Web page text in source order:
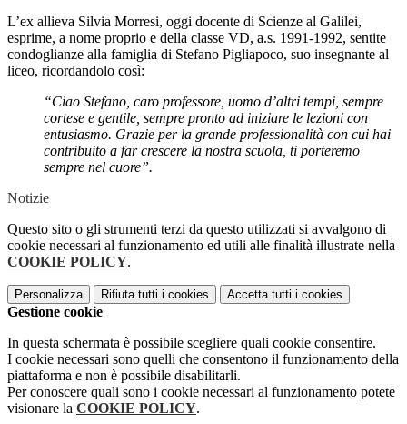
L’ex allieva Silvia Morresi, oggi docente di Scienze al Galilei,
esprime, a nome proprio e della classe VD, a.s. 1991-1992, sentite
condoglianze alla famiglia di Stefano Pigliapoco, suo insegnante al
liceo, ricordandolo così:
“Ciao Stefano, caro professore, uomo d’altri tempi, sempre
cortese e gentile, sempre pronto ad iniziare le lezioni con
entusiasmo. Grazie per la grande professionalità con cui hai
contribuito a far crescere la nostra scuola, ti porteremo
sempre nel cuore”.
Notizie
Questo sito o gli strumenti terzi da questo utilizzati si avvalgono di
cookie necessari al funzionamento ed utili alle finalità illustrate nella
COOKIE POLICY.
Personalizza Rifiuta tutti i cookies Accetta tutti i cookies
Gestione cookie
In questa schermata è possibile scegliere quali cookie consentire.
I cookie necessari sono quelli che consentono il funzionamento della
piattaforma e non è possibile disabilitarli.
Per conoscere quali sono i cookie necessari al funzionamento potete
visionare la COOKIE POLICY.